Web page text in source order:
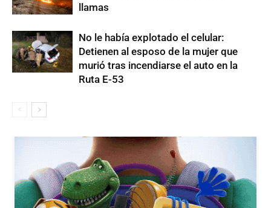
llamas
No le había explotado el celular:
Detienen al esposo de la mujer que
murió tras incendiarse el auto en la
Ruta E-53